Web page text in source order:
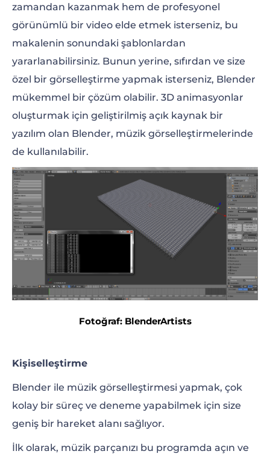
zamandan kazanmak hem de profesyonel
görünümlü bir video elde etmek isterseniz, bu
makalenin sonundaki şablonlardan
yararlanabilirsiniz. Bunun yerine, sıfırdan ve size
özel bir görselleştirme yapmak isterseniz, Blender
mükemmel bir çözüm olabilir. 3D animasyonlar
oluşturmak için geliştirilmiş açık kaynak bir
yazılım olan Blender, müzik görselleştirmelerinde
de kullanılabilir.
Fotoğraf: BlenderArtists
Kişiselleştirme
Blender ile müzik görselleştirmesi yapmak, çok
kolay bir süreç ve deneme yapabilmek için size
geniş bir hareket alanı sağlıyor.
İlk olarak, müzik parçanızı bu programda açın ve